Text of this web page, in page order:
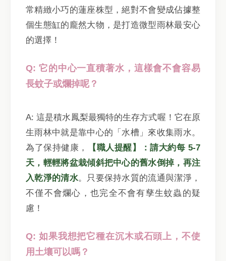
常精緻小巧的蓮座株型，絕對不會變成佔據整
個生態缸的龐然大物，是打造微型雨林最安心
的選擇！
Q: 它的中心一直積著水，這樣會不會容易
長蚊子或爛掉呢？
A: 這是積水鳳梨最獨特的生存方式喔！它在原
生雨林中就是靠中心的「水槽」來收集雨水。
為了保持健康，
【職人提醒】：請大約每 5-7
天，輕輕將盆栽傾斜把中心的舊水倒掉，再注
入乾淨的清水。只要保持水質的流通與潔淨，
不僅不會爛心，也完全不會有孳生蚊蟲的疑
慮！
Q: 如果我想把它種在沉木或石頭上，不使
用土壤可以嗎？